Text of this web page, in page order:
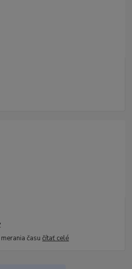
časučítať celé